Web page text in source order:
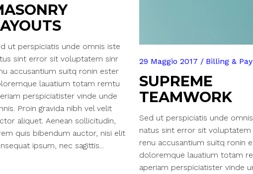
ut perspiciatis unde omnis iste
sint error sit voluptatem sinr
accusantium suitq ronin ester
lauatium totam remtu
perspiciatister vinde unde
Proin gravida nibh vel velit
aliquet. Aenean sollicitudin,
quis bibendum auctor, nisi elit
ipsum, nec sagittis...
29 Maggio 2017 Billing &
SUPREME
TEAMWORK
Sed ut perspiciatis unde
natus sint error sit voluptatem
renu accusantium suitq ronin
doloremque lauatium totam
aperiam perspiciatister vinde